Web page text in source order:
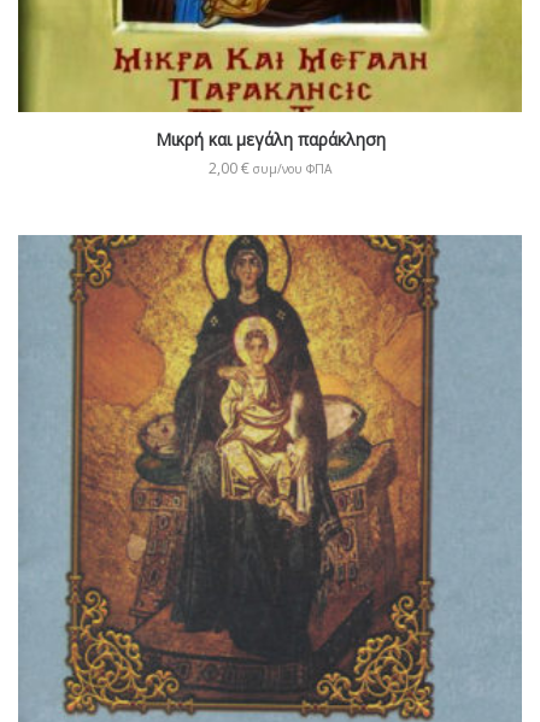
Μικρή και μεγάλη παράκληση
2,00€ συμ/νου ΦΠΑ